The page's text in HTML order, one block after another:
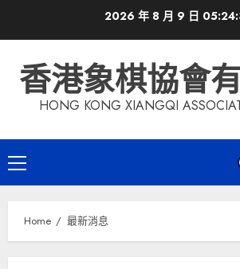
2026 年 8 月 9 日
香港象棋協會
HONG KONG XIANGQI
Primary
Menu
Home 最新消息